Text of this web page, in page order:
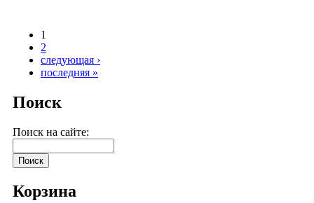
1
2
следующая ›
последняя »
Поиск
Поиск на сайте:
Корзина